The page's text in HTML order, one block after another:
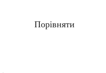
Порівняти